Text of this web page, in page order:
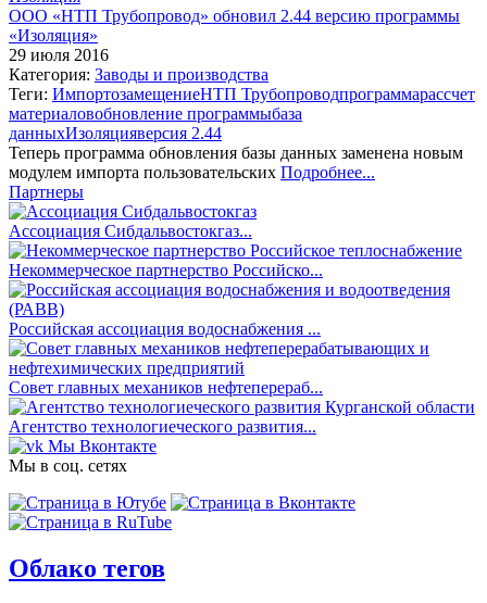
ООО «НТП Трубопровод» обновил 2.44 версию программы
«Изоляция»
29 июля 2016
Категория: Заводы и производства
Теги: ИмпортозамещениеНТП Трубопроводпрограммарассчет
материаловобновление программыбаза
данныхИзоляцияверсия 2.44
Теперь программа обновления базы данных заменена новым
модулем импорта пользовательских Подробнее...
Партнеры
Ассоциация Сибдальвостокгаз...
Некоммерческое партнерство Российско...
Российская ассоциация водоснабжения ...
Совет главных механиков нефтеперераб...
Агентство технологиеческого развития...
Мы Вконтакте
Мы в соц. сетях
Облако тегов